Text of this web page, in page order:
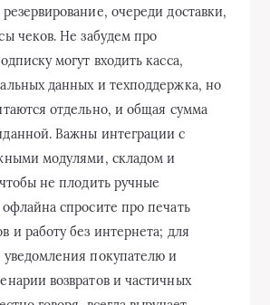
очереди доставки,
чеков. Не забудем про
могут входить касса,
данных и техподдержка, но
отдельно, и общая сумма
Важны интеграции с
модулями, складом и
не плодить ручные
спросите про печать
и работу без интернета; для
покупателю и
возвратов и частичных